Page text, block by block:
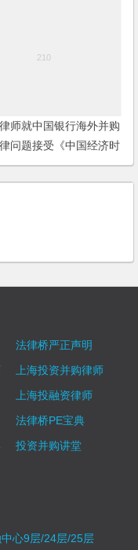
师就中国银行海外并购
问题接受《中国经济时
采访
法律桥严正声明
上海投资并购律师
上海投融资律师
法律桥PE宝典
投资并购讲堂
心9层/24层/25层